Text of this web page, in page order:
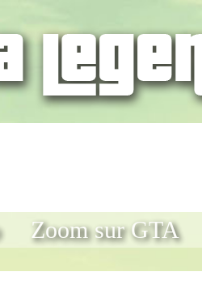
Zoom sur GTA